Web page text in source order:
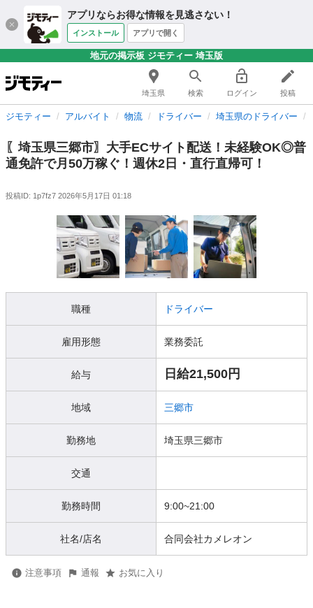
アプリならお得な情報を見逃さない！
インストール アプリで開く
地元の掲示板 ジモティー 埼玉版
埼玉県 検索 ログイン 投稿
ジモティー アルバイト 物流 ドライバー 埼玉県のドライバー
〖埼玉県三郷市〗大手ECサイト配送！未経験OK◎普
通免許で月50万稼ぐ！週休2日・直行直帰可！
投稿ID: 1p7fz7 2026年5月17日 01:18
職種 ドライバー
雇用形態 業務委託
給与 日給21,500円
地域 三郷市
勤務地 埼玉県三郷市
交通
勤務時間 9:00~21:00
社名/店名 合同会社カメレオン
注意事項 通報 お気に入り